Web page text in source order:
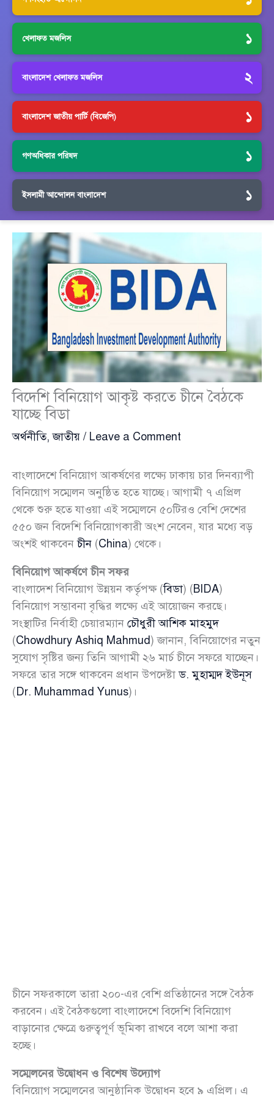
খেলাফত মজলিস ১
বাংলাদেশ খেলাফত মজলিস ২
বাংলাদেশ জাতীয় পার্টি (বিজেপি) ১
গণঅধিকার পরিষদ ১
ইসলামী আন্দোলন বাংলাদেশ ১
বিদেশি বিনিয়োগ আকৃষ্ট করতে চীনে বৈঠকে
যাচ্ছে বিডা
অর্থনীতি,জাতীয় / Leave a Comment
বাংলাদেশে বিনিয়োগ আকর্ষণের লক্ষ্যে ঢাকায় চার দিনব্যাপী
বিনিয়োগ সম্মেলন অনুষ্ঠিত হতে যাচ্ছে। আগামী ৭ এপ্রিল
থেকে শুরু হতে যাওয়া এই সম্মেলনে ৫০টিরও বেশি দেশের
৫৫০ জন বিদেশি বিনিয়োগকারী অংশ নেবেন, যার মধ্যে বড়
অংশই থাকবেনচীন (China) থেকে।
বিনিয়োগ আকর্ষণে চীন সফর
বাংলাদেশ বিনিয়োগ উন্নয়ন কর্তৃপক্ষ (বিডা) (BIDA)
বিনিয়োগ সম্ভাবনা বৃদ্ধির লক্ষ্যে এই আয়োজন করছে।
সংস্থাটির নির্বাহী চেয়ারম্যান চৌধুরী আশিক মাহমুদ
(Chowdhury Ashiq Mahmud) জানান, বিনিয়োগের নতুন
সুযোগ সৃষ্টির জন্য তিনি আগামী ২৬ মার্চ চীনে সফরে যাচ্ছেন।
সফরে তার সঙ্গে থাকবেন প্রধান উপদেষ্টাড. মুহাম্মদ ইউনূস
(Dr. Muhammad Yunus)।
চীনে সফরকালে তারা ২০০-এর বেশি প্রতিষ্ঠানের সঙ্গে বৈঠক
করবেন। এই বৈঠকগুলো বাংলাদেশে বিদেশি বিনিয়োগ
বাড়ানোর ক্ষেত্রে গুরুত্বপূর্ণ ভূমিকা রাখবে বলে আশা করা
হচ্ছে।
সম্মেলনের উদ্বোধন ও বিশেষ উদ্যোগ
বিনিয়োগ সম্মেলনের আনুষ্ঠানিক উদ্বোধন হবে ৯ এপ্রিল। এ